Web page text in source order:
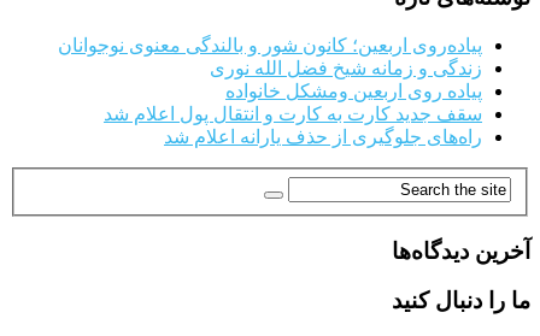
پیاده‌روی اربعین؛ کانون شور و بالندگی معنوی نوجوانان
زندگی و زمانه شیخ فضل الله نوری
پیاده روی اربعین ومشکل خانواده
سقف جدید کارت به کارت و انتقال پول اعلام شد
راه‌های جلوگیری از حذف یارانه اعلام شد
آخرین دیدگاه‌ها
ما را دنبال کنید